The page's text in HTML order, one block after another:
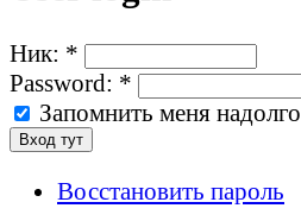
Ник: *
Password: *
Запомнить меня надолго
Восстановить пароль